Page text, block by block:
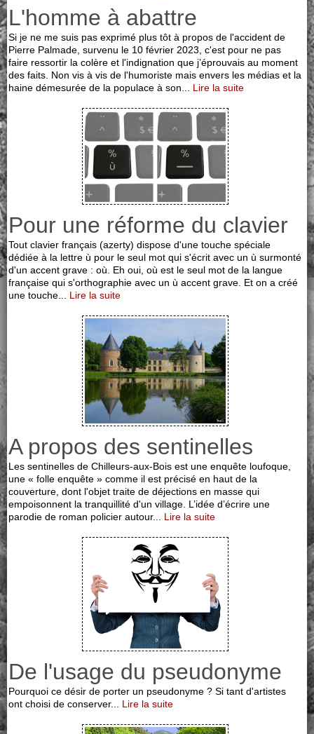
L'homme à abattre
Si je ne me suis pas exprimé plus tôt à propos de l'accident de
Pierre Palmade, survenu le 10 février 2023, c'est pour ne pas
faire ressortir la colère et l'indignation que j’éprouvais au moment
des faits. Non vis à vis de l'humoriste mais envers les médias et la
haine démesurée de la populace à son... Lire la suite
Pour une réforme du clavier
Tout clavier français (azerty) dispose d'une touche spéciale
dédiée à la lettre ù pour le seul mot qui s'écrit avec un ù surmonté
d'un accent grave : où. Eh oui, où est le seul mot de la langue
française qui s'orthographie avec un ù accent grave. Et on a créé
une touche... Lire la suite
A propos des sentinelles
Les sentinelles de Chilleurs-aux-Bois est une enquête loufoque,
une « folle enquête » comme il est précisé en haut de la
couverture, dont l'objet traite de déjections en masse qui
empoisonnent la tranquillité d'un village. L’idée d’écrire une
parodie de roman policier autour... Lire la suite
De l'usage du pseudonyme
Pourquoi ce désir de porter un pseudonyme ? Si tant d'artistes
ont choisi de conserver... Lire la suite